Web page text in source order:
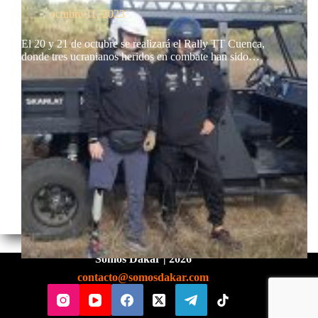
octubre 11, 2023
El 20 y 21 de octubre se realizará el Rally TT Cuenca,
donde tres ucranianos heridos en combate han sido…
Somos Dakar | 2026
contacto@somosdakar.com